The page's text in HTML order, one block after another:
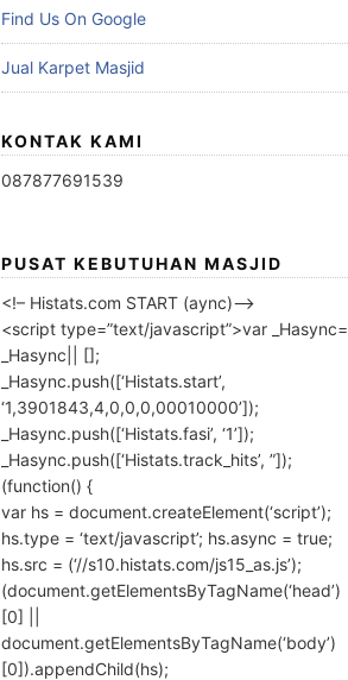
Find Us On Google
Jual Karpet Masjid
KONTAK KAMI
087877691539
PUSAT KEBUTUHAN MASJID
<!– Histats.com START (aync)–>
<script type=”text/javascript”>var _Hasync=
_Hasync|| [];
_Hasync.push([‘Histats.start’,
‘1,3901843,4,0,0,0,00010000’]);
_Hasync.push([‘Histats.fasi’, ‘1’]);
_Hasync.push([‘Histats.track_hits’, ”]);
(function() {
var hs = document.createElement(‘script’);
hs.type = ‘text/javascript’; hs.async = true;
hs.src = (‘//s10.histats.com/js15_as.js’);
(document.getElementsByTagName(‘head’)
[0] ||
document.getElementsByTagName(‘body’)
[0]).appendChild(hs);